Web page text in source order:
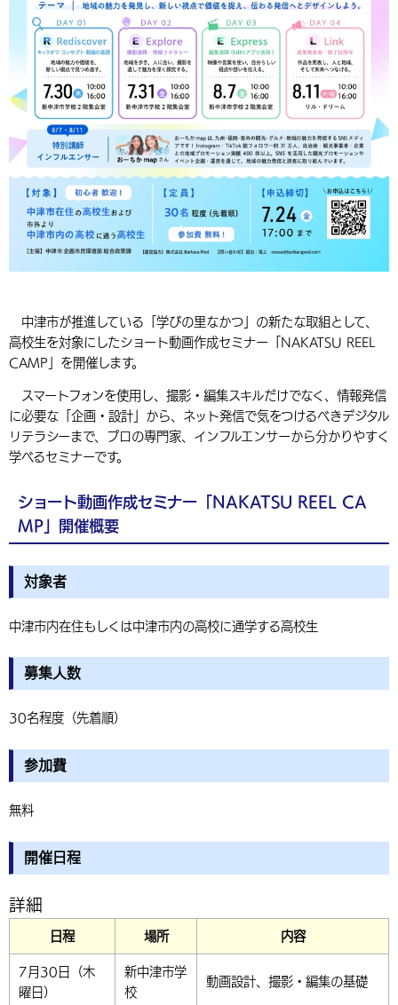
中津市が推進している「学びの里なかつ」の新たな取組として、
高校生を対象にしたショート動画作成セミナー「NAKATSU REEL
CAMP」を開催します。
スマートフォンを使用し、撮影・編集スキルだけでなく、情報発信
に必要な「企画・設計」から、ネット発信で気をつけるべきデジタル
リテラシーまで、プロの専門家、インフルエンサーから分かりやすく
学べるセミナーです。
ショート動画作成セミナー「NAKATSU REEL CA
MP」開催概要
対象者
中津市内在住もしくは中津市内の高校に通学する高校生
募集人数
30名程度（先着順）
参加費
無料
開催日程
詳細
日程 場所 内容
7月30日（木
曜日）
新中津市学
校
動画設計、 撮影・編集の基礎